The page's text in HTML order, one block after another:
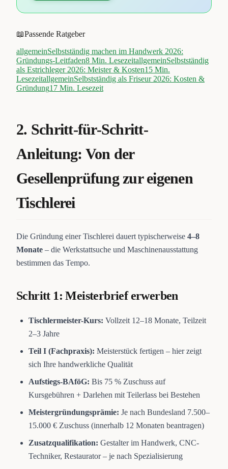
📖Passende Ratgeber
allgemeinSelbstständig machen im Handwerk 2026:
Gründungs-Leitfaden8 Min. LesezeitallgemeinSelbstständig
als Estrichleger 2026: Meister & Kosten15 Min.
LesezeitallgemeinSelbstständig als Friseur 2026: Kosten &
Gründung17 Min. Lesezeit
2. Schritt-für-Schritt-
Anleitung: Von der
Gesellenprüfung zur eigenen
Tischlerei
Die Gründung einer Tischlerei dauert typischerweise 4–8
Monate – die Werkstattsuche und Maschinenausstattung
bestimmen das Tempo.
Schritt 1: Meisterbrief erwerben
Tischlermeister-Kurs: Vollzeit 12–18 Monate, Teilzeit
2–3 Jahre
Teil I (Fachpraxis): Meisterstück fertigen – hier zeigt
sich Ihre handwerkliche Qualität
Aufstiegs-BAföG: Bis 75 % Zuschuss auf
Kursgebühren + Darlehen mit Teilerlass bei Bestehen
Meistergründungsprämie: Je nach Bundesland 7.500–
15.000 € Zuschuss (innerhalb 12 Monaten beantragen)
Zusatzqualifikation: Gestalter im Handwerk, CNC-
Techniker, Restaurator – je nach Spezialisierung